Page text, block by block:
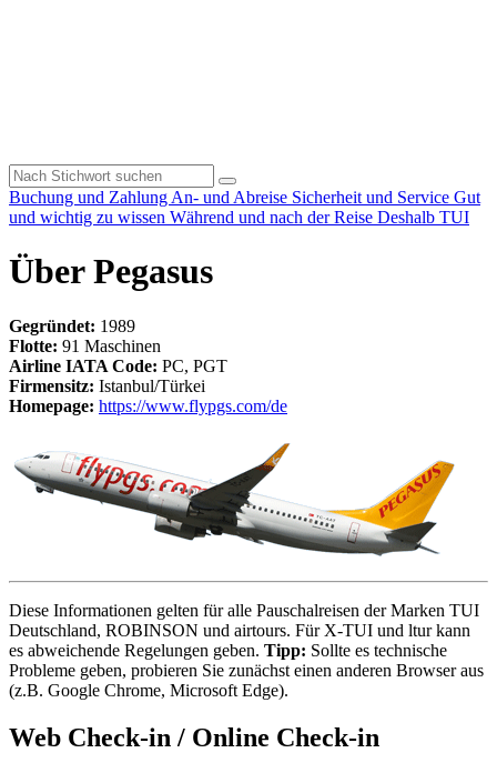
Buchung und Zahlung An- und Abreise Sicherheit und Service Gut
und wichtig zu wissen Während und nach der Reise Deshalb TUI
Über Pegasus
Gegründet: 1989
Flotte: 91 Maschinen
Airline IATA Code: PC, PGT
Firmensitz: Istanbul/Türkei
Homepage: https://www.flypgs.com/de
Diese Informationen gelten für alle Pauschalreisen der Marken TUI
Deutschland, ROBINSON und airtours. Für X-TUI und ltur kann
es abweichende Regelungen geben. Tipp: Sollte es technische
Probleme geben, probieren Sie zunächst einen anderen Browser aus
(z.B. Google Chrome, Microsoft Edge).
Web Check-in / Online Check-in